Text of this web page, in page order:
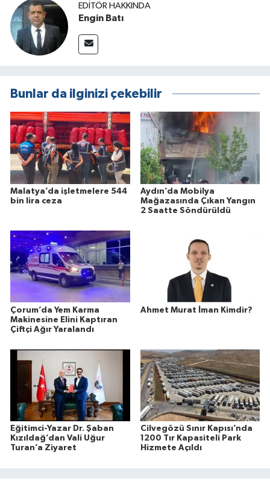
EDITÖR HAKKINDA
Engin Batı
Bunlar da ilginizi çekebilir
Malatya’da işletmelere 544
bin lira ceza
Aydın’da Mobilya
Mağazasında Çıkan Yangın
2 Saatte Söndürüldü
Çorum’da Yem Karma
Makinesine Elini Kaptıran
Çiftçi Ağır Yaralandı
Ahmet Murat İman Kimdir?
Eğitimci-Yazar Dr. Şaban
Kızıldağ’dan Vali Uğur
Turan’a Ziyaret
Cilvegözü Sınır Kapısı’nda
1200 Tır Kapasiteli Park
Hizmete Açıldı